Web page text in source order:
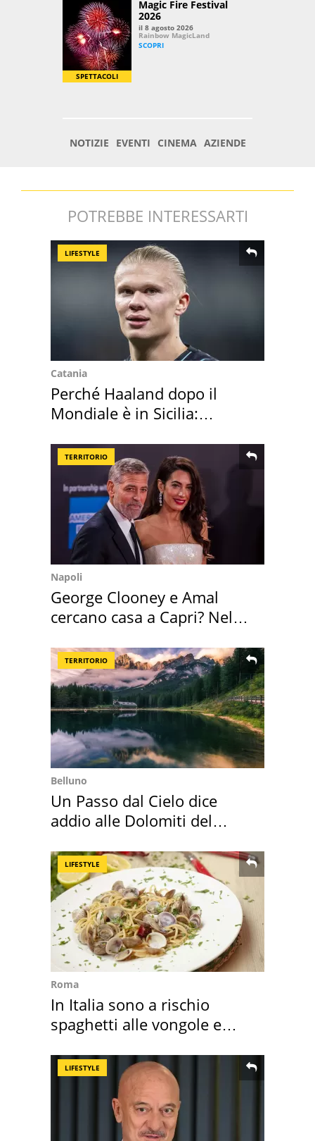
POTREBBE INTERESSARTI
LIFESTYLE
Catania
Perché Haaland dopo il
Mondiale è in Sicilia:
TERRITORIO
Napoli
George Clooney e Amal
cercano casa a Capri? Nel
TERRITORIO
Belluno
Un Passo dal Cielo dice
addio alle Dolomiti del
LIFESTYLE
Roma
In Italia sono a rischio
spaghetti alle vongole e
LIFESTYLE